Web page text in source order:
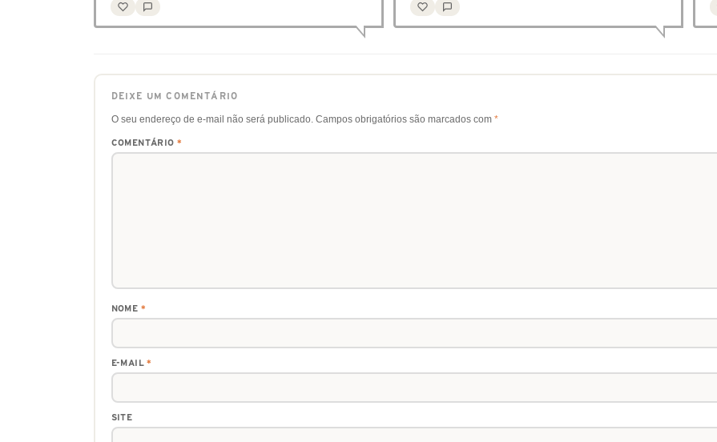
DEIXE UM COMENTÁRIO
O seu endereço de e-mail não será publicado. Campos obrigatórios são marcados com *
COMENTÁRIO *
NOME *
E-MAIL*
SITE